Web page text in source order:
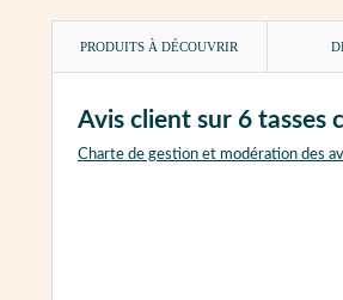
PRODUITS À DÉCOUVRIR
Avis client sur 6 tasses
Charte de gestion et modération des